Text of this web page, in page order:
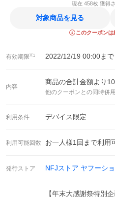
現在 458枚 獲得
対象商品を見る
このクーポンは
有効期限※1 2022/12/19 00:00まで
内容
商品の合計金額より
他のクーポンとの同時併
利用条件 デバイス限定
利用可能回数 お一人様1 回まで利用
発行ストア NFJストア ヤフーシ
【年末大感謝祭特別